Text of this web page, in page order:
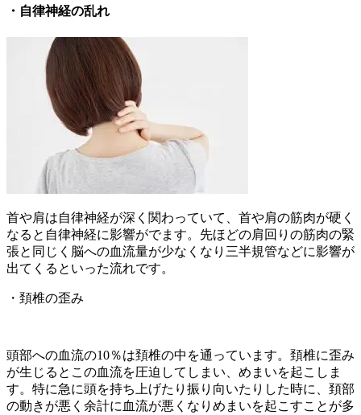
・自律神経の乱れ
首や肩は自律神経が深く関わっていて、首や肩の筋肉が硬く
なると自律神経に影響がでます。先ほどの肩回りの筋肉の緊
張と同じく脳への血流量が少なくなり三半規管などに影響が
出てくるといった流れです。
・頚椎の歪み
頭部への血流の10％は頚椎の中を通っています。頚椎に歪み
が生じるとこの血流を圧迫してしまい、めまいを起こしま
す。特に急に頭を持ち上げたり振り向いたりした時に、頚部
の動きが悪く余計に血流が悪くなりめまいを起こすことが多